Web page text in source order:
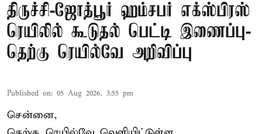
திருச்சி-ஜோத்பூர் ஹம்சபர் எக்ஸ்பிரஸ்
ரெயிலில் கூடுதல் பெட்டி இணைப்பு-
தெற்கு ரெயில்வே அறிவிப்பு
Published on: 05 Aug 2026, 3:55 pm
சென்னை,